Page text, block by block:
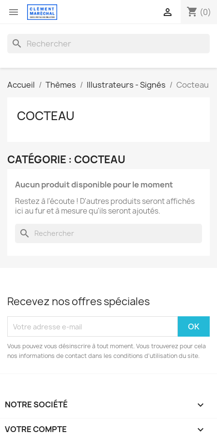
 shopping_cart (0)

search
Accueil Thèmes Illustrateurs - Signés Cocteau
COCTEAU
CATÉGORIE : COCTEAU
Aucun produit disponible pour le moment
Restez à l'écoute ! D'autres produits seront affichés
ici au fur et à mesure qu'ils seront ajoutés.
search
Recevez nos offres spéciales
Vous pouvez vous désinscrire à tout moment. Vous trouverez pour cela
nos informations de contact dans les conditions d'utilisation du site.
NOTRE SOCIÉTÉ 
VOTRE COMPTE 